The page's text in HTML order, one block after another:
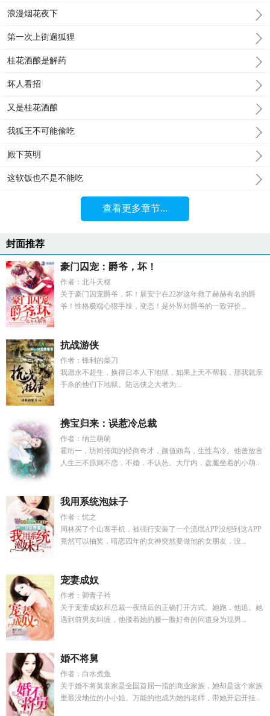
浪漫烟花夜下
第一次上街遛狐狸
桂花酒酿是解药
坏人看招
又是桂花酒酿
我狐王不可能偷吃
殿下英明
这软饭也不是不能吃
查看更多章节...
封面推荐
豪门囚宠：爵爷，坏！
作者：北斗天枢
关于豪门囚宠爵爷，坏！展安宁在22岁这年救了赫赫有名的爵
爷！性格极端心狠手辣，变态！是外界对爵爷的一致评价...
抗战游侠
作者：锋利的柴刀
我愿永不超生，换得日本人下地狱，如果上天不帮我，那我就亲
手杀的他们下地狱。陆远侠之大者为...
携宝归来：误惹冷总裁
作者：纳兰萌萌
霍珩一，坊间传闻的经商奇才，颜值颇高，生性高冷。他曾放言
人生三不原则不恋，不婚，不认怂。大厅内，盘腿坐着的小萌...
我用系统泡妹子
作者：忧之
周林买了个山寨手机，被强行安装了一个流氓APP没想到这APP
竟然可以抽奖，暗恋四年的女神突然要做他的女朋友，没...
宠妻成奴
作者：卿青子衿
关于宠妻成奴和总裁一夜情后的正确打开方式。她跑，他追。她
遇到前男友纠缠，他搂着她的腰一脸好奇的问道身为现男...
婚不将舅
作者：白水煮鱼
关于婚不将舅裴家是全国首屈一指的商业家族，她却是这个家族
里最没地位的小小姐。万能的他成为她的老师，带她开启开挂...